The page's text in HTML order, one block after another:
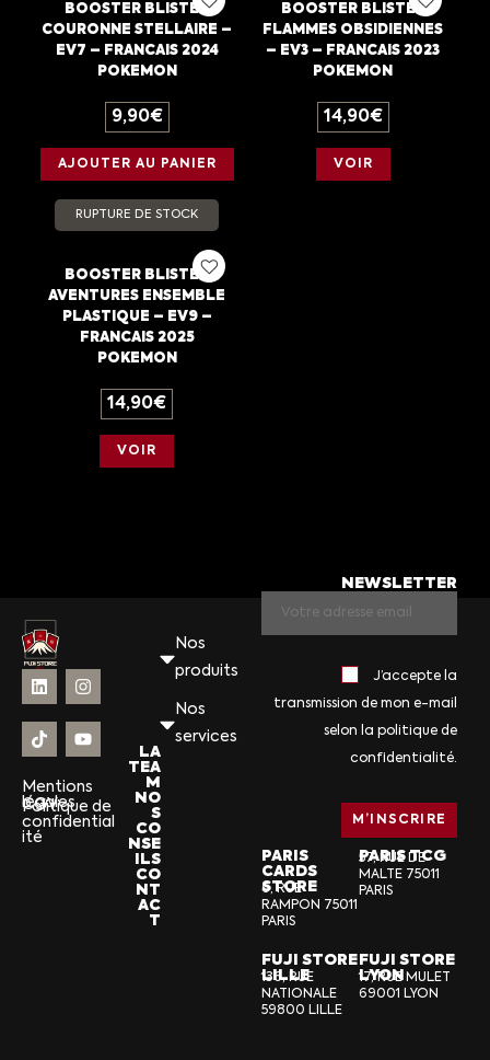
BOOSTER BLISTER
COURONNE STELLAIRE –
EV7 – FRANCAIS 2024
POKEMON
9,90€
AJOUTER AU PANIER
BOOSTER BLISTER
FLAMMES OBSIDIENNES
– EV3 – FRANCAIS 2023
POKEMON
14,90€
VOIR
RUPTURE DE STOCK
BOOSTER BLISTER
AVENTURES ENSEMBLE
PLASTIQUE – EV9 –
FRANCAIS 2025
POKEMON
14,90€
VOIR
Mentions
légales
CGV
Politique de
confidential
ité
Nos
produits
Nos
services
LA
TEA
M
NO
S
CO
NSE
ILS
CO
NT
AC
T
NEWSLETTER
J’accepte la
transmission de mon e-mail
selon la politique de
confidentialité.
PARIS
CARDS
STORE
6, RUE
RAMPON 75011
PARIS
PARIS TCG
57, RUE DE
MALTE 75011
PARIS
FUJI STORE
LILLE
136, RUE
NATIONALE
59800 LILLE
FUJI STORE
LYON
17, RUE MULET
69001 LYON